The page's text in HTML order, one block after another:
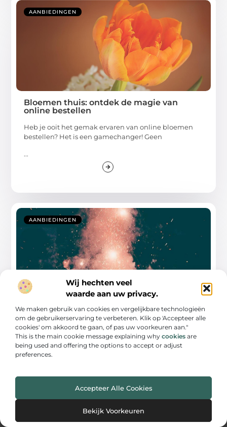
Wij hechten veel
waarde aan uw privacy.
We maken gebruik van cookies en vergelijkbare technologieën
om de gebruikerservaring te verbeteren. Klik op 'Accepteer alle
cookies' om akkoord te gaan, of pas uw voorkeuren aan."
This is the main cookie message explaining why cookies are
being used and offering the options to accept or adjust
preferences.
Accepteer Alle Cookies
Bekijk Voorkeuren
AANBIEDINGEN
Bloemen thuis: ontdek de magie van
online bestellen
Heb je ooit het gemak ervaren van online bloemen
bestellen? Het is een gamechanger! Geen
...
AANBIEDINGEN
Alles over sparkulars voor feesten en
evenementen
Sparkulars zijn een revolutionaire toevoeging aan de
wereld van professionele podiumverlichting en -
effecten. Deze innovatieve